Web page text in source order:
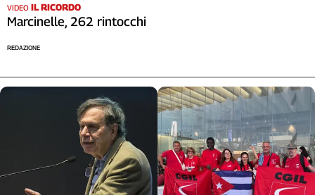
VIDEO IL RICORDO
Marcinelle, 262 rintocchi
REDAZIONE